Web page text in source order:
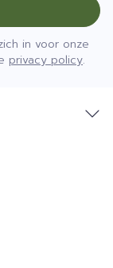
in voor onze
privacy policy.